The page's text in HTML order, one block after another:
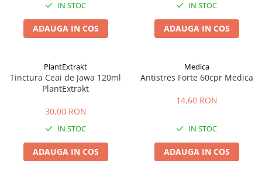
IN STOC
ADAUGA IN COS
IN STOC
ADAUGA IN COS
PlantExtrakt
Tinctura Ceai de Jawa 120ml
PlantExtrakt
30,00 RON
IN STOC
ADAUGA IN COS
Medica
Antistres Forte 60cpr Medica
14,60 RON
IN STOC
ADAUGA IN COS